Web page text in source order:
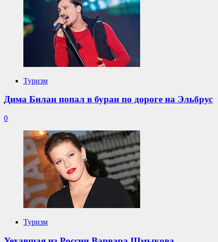
Туризм
Дима Билан попал в буран по дороге на Эльбрус
0
Туризм